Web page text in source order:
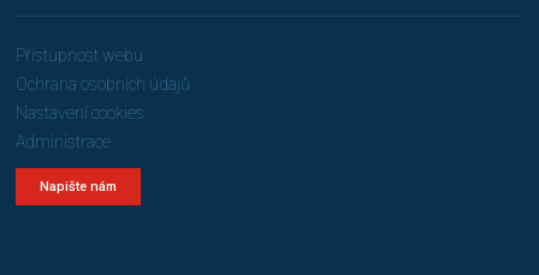
Přístupnost webu
Ochrana osobních údajů
Nastavení cookies
Administrace
Napište nám